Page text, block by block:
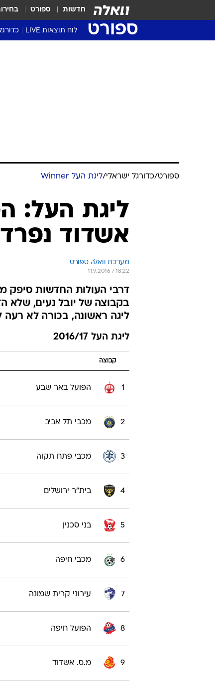
חדשות ספורט
ספורט לוח תוצאות LIVE
ספורט/כדורגל ישראלי/ליגת העל Winner
ליגת העל:
אשדוד נפרדו ב-0:0
מערכת וואלה ספורט
11.9.2016 / 18:22
דרבי העולות החדשות סיפק
בקבוצה של יובל נעים, שלא
ליגה ראשונה, בכורה לא רעה
ליגת העל 2016/17
קבוצה
1 הפועל באר שבע
2 מכבי תל אביב
3 מכבי פתח תקוה
4 בית"ר ירושלים
5 בני סכנין
6 מכבי חיפה
7 עירוני קרית שמונה
8 הפועל חיפה
9 מ.ס. אשדוד